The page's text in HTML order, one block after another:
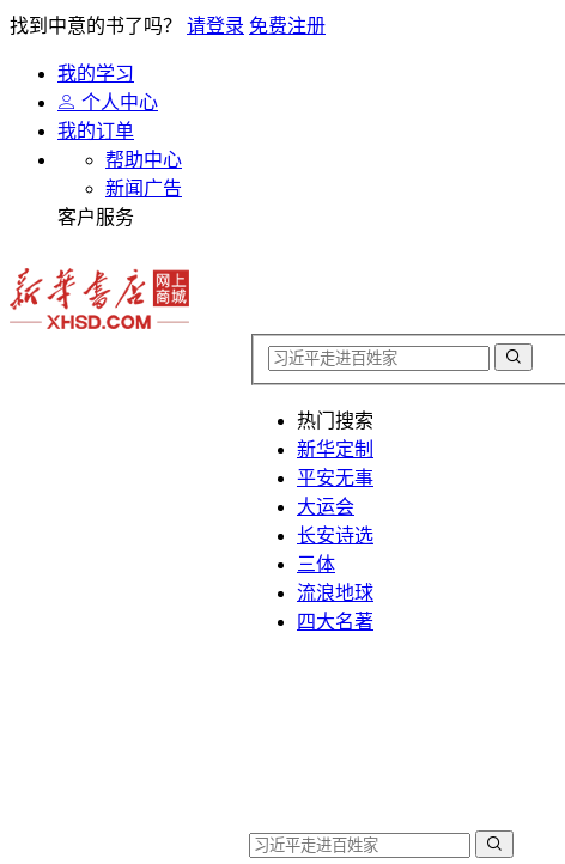
找到中意的书了吗？ 请登录 免费注册
我的学习
个人中心
我的订单
帮助中心
新闻广告
客户服务
热门搜索
新华定制
平安无事
大运会
长安诗选
三体
流浪地球
四大名著